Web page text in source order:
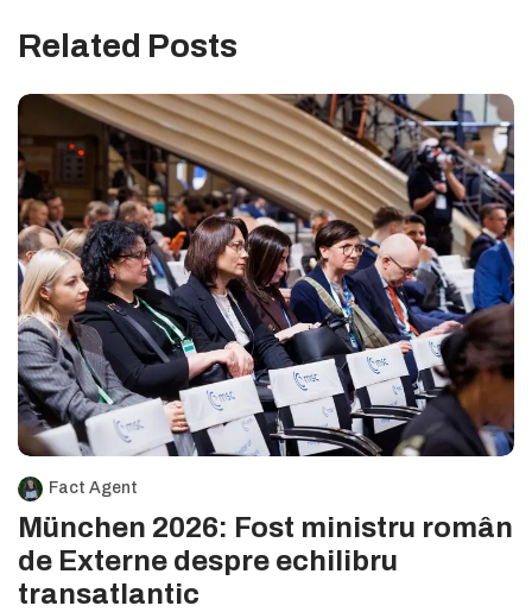
Related Posts
Fact Agent
München 2026: Fost ministru român
de Externe despre echilibru
transatlantic